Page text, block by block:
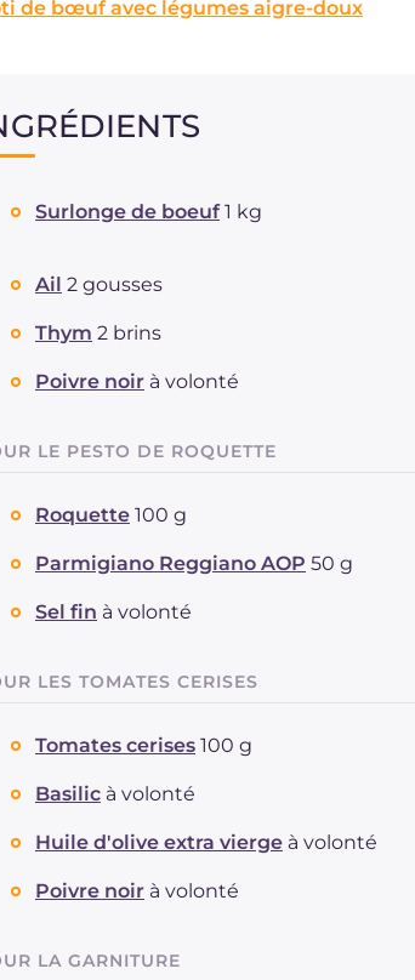
de bœuf avec légumes aigre-doux
Surlonge de boeuf 1 kg
Ail 2 gousses
Thym 2 brins
Poivre noir à volonté
LE PESTO DE ROQUETTE
Roquette 100 g
Parmigiano Reggiano AOP 50 g
Sel fin à volonté
LES TOMATES CERISES
Tomates cerises 100 g
Basilic à volonté
Huile d'olive extra vierge à volonté
Poivre noir à volonté
LA GARNITURE